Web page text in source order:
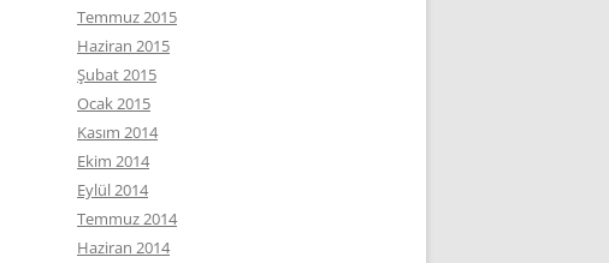
Temmuz 2015
Haziran 2015
Şubat 2015
Ocak 2015
Kasım 2014
Ekim 2014
Eylül 2014
Temmuz 2014
Haziran 2014